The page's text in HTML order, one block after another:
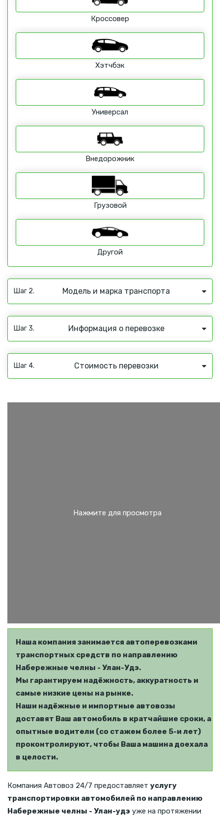
Кроссовер
Хэтчбэк
Универсал
Внедорожник
Грузовой
Другой
Шаг 2. Модель и марка транспорта
Шаг 3. Информация о перевозке
Шаг 4. Стоимость перевозки
Наша компания занимается автоперевозками
транспортных средств по направлению
Набережные челны - Улан-Удэ.
Мы гарантируем надёжность, аккуратность и
самые низкие цены на рынке.
Наши надёжные и импортные автовозы
доставят Ваш автомобиль в кратчайшие сроки, а
опытные водители (со стажем более 5-и лет)
проконтролируют, чтобы Ваша машина доехала
в целости.
Компания Автовоз 24/7 предоставляет услугу
транспортировки автомобилей по направлению
Набережные челны - Улан-удэ уже на протяжении